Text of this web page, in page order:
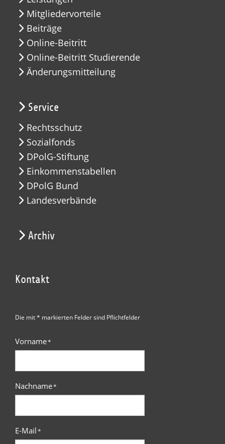
Mitgliedervorteile
Beiträge
Online-Beitritt
Online-Beitritt Studierende
Änderungsmitteilung
Service
Rechtsschutz
Sozialfonds
DPolG-Stiftung
Einkommenstabellen
DPolG Bund
Landesverbände
Archiv
Kontakt
Die mit * markierten Felder sind Pflichtfelder
Vorname*
Nachname*
E-Mail*